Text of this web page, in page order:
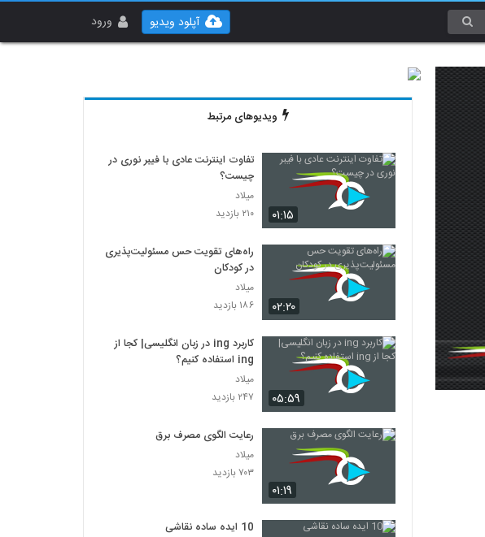
ورود آپلود ویدیو
ویدیوهای مرتبط
۰۱:۱۵
تفاوت اینترنت عادی با فیبر نوری در
چیست؟
میلاد
۲۱۰ بازدید
۰۲:۲۰
راه‌های تقویت حس مسئولیت‌پذیری
در کودکان
میلاد
۱۸۶ بازدید
۰۵:۵۹
کاربرد ing در زبان انگلیسی| کجا از
ing استفاده کنیم؟
میلاد
۲۴۷ بازدید
۰۱:۱۹
رعایت الگوی مصرف برق
میلاد
۷۰۳ بازدید
10 ایده ساده نقاشی